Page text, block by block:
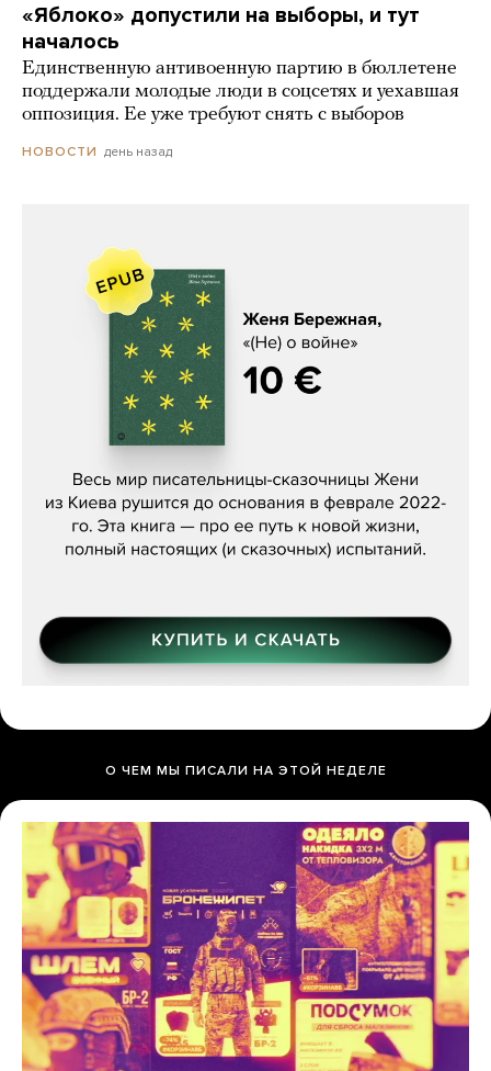
«Яблоко» допустили на выборы, и тут
началось
Единственную антивоенную партию в бюллетене
поддержали молодые люди в соцсетях и уехавшая
оппозиция. Ее уже требуют снять с выборов
НОВОСТИ день назад
Женя Бережная, «(Не) о войне»
О ЧЕМ МЫ ПИСАЛИ НА ЭТОЙ НЕДЕЛЕ